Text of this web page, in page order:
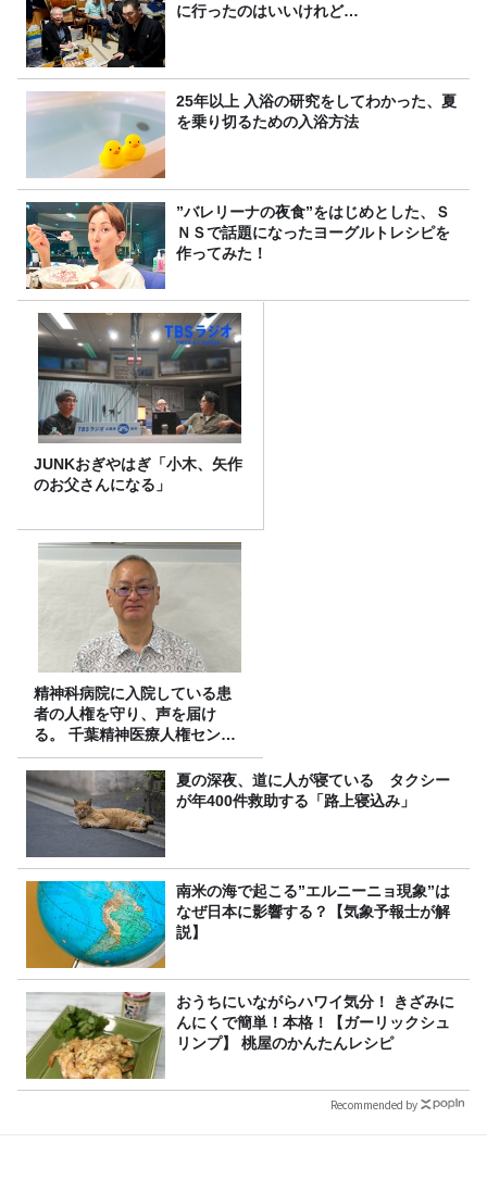
に行ったのはいいけれど…
25年以上 入浴の研究をしてわかった、夏
を乗り切るための入浴方法
”バレリーナの夜食”をはじめとした、Ｓ
ＮＳで話題になったヨーグルトレシピを
作ってみた！
JUNKおぎやはぎ「小木、矢作
のお父さんになる」
精神科病院に入院している患
者の人権を守り、声を届け
る。 千葉精神医療人権センタ
ーの取り組み
夏の深夜、道に人が寝ている タクシー
が年400件救助する「路上寝込み」
南米の海で起こる”エルニーニョ現象”は
なぜ日本に影響する？【気象予報士が解
説】
おうちにいながらハワイ気分！ きざみに
んにくで簡単！本格！【ガーリックシュ
リンプ】 桃屋のかんたんレシピ
Recommended by